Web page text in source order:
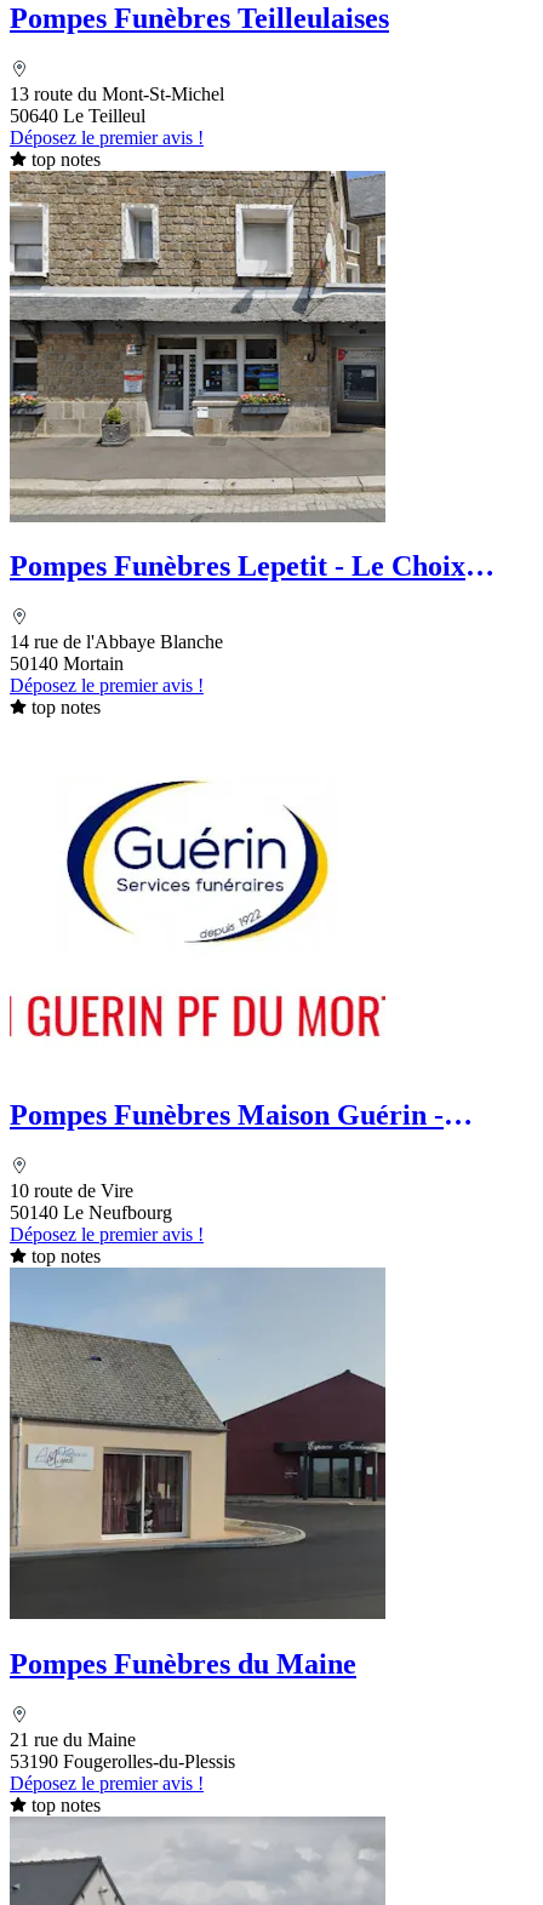
Pompes Funèbres Teilleulaises
13 route du Mont-St-Michel
50640 Le Teilleul
Déposez le premier avis !
top notes
Pompes Funèbres Lepetit - Le Choix
14 rue de l'Abbaye Blanche
50140 Mortain
Déposez le premier avis !
top notes
Pompes Funèbres Maison Guérin -
10 route de Vire
50140 Le Neufbourg
Déposez le premier avis !
top notes
Pompes Funèbres du Maine
21 rue du Maine
53190 Fougerolles-du-Plessis
Déposez le premier avis !
top notes